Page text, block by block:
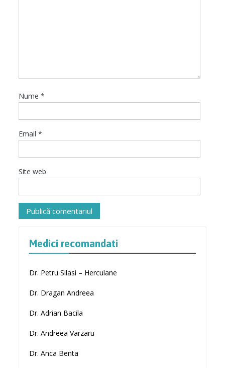
Nume*
Email*
Site web
Medici recomandati
Dr. Petru Silasi – Herculane
Dr. Dragan Andreea
Dr. Adrian Bacila
Dr. Andreea Varzaru
Dr. Anca Benta